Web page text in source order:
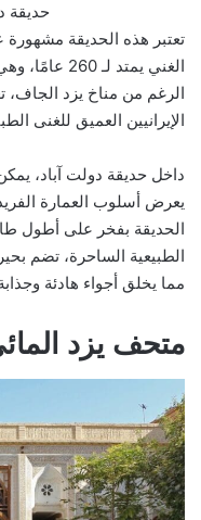
حديقة
تعتبر هذه الحديقة مشهورة
الغني يمتد لـ 260 عامًا، وهي مثال رائع على
الرغم من مناخ يزد الجاف،
الإيرانيين العميق للغنى
داخل حديقة دولت آباد،
يعرض أسلوب العمارة
الحديقة بفخر على أطول
الطبيعية الساحرة، تضم
مما يخلق أجواء هادئة
متحف يزد